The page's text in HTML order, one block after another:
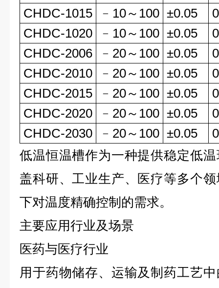
CHDC-1015
﹣10～100 ±0.05
CHDC-1020
﹣10～100 ±0.05
CHDC-2006
﹣20～100 ±0.05
CHDC-2010
﹣20～100 ±0.05
CHDC-2015
﹣20～100 ±0.05
CHDC-2020
﹣20～100 ±0.05
CHDC-2030
﹣20～100 ±0.05
低温恒温槽作为一种提供稳定低
盖科研、工业生产、医疗等多个
下对温度精确控制的需求。
主要应用行业及场景
医药与医疗行业
用于药物储存、运输及制药工艺